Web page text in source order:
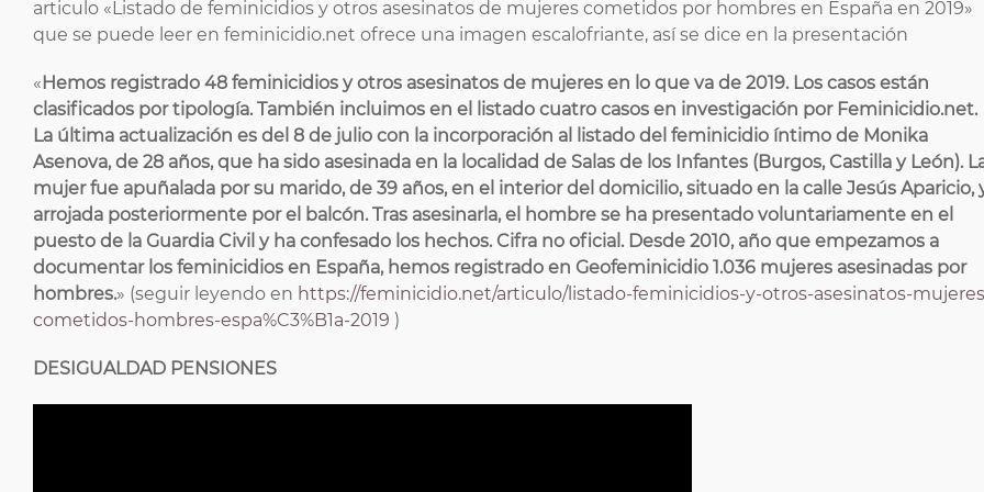
articulo «Listado de feminicidios y otros asesinatos de mujeres cometidos por hombres en España en 2019»
que se puede leer en feminicidio.net ofrece una imagen escalofriante, así se dice en la presentación
« Hemos registrado 48 feminicidios y otros asesinatos de mujeres en lo que va de 2019. Los casos están
clasificados por tipología. También incluimos en el listado cuatro casos en investigación por Feminicidio.net.
La última actualización es del 8 de julio con la incorporación al listado del feminicidio íntimo de Monika
Asenova, de 28 años, que ha sido asesinada en la localidad de Salas de los Infantes (Burgos, Castilla y León).
mujer fue apuñalada por su marido, de 39 años, en el interior del domicilio, situado en la calle Jesús Aparicio,
arrojada posteriormente por el balcón. Tras asesinarla, el hombre se ha presentado voluntariamente en el
puesto de la Guardia Civil y ha confesado los hechos. Cifra no oficial. Desde 2010, año que empezamos a
documentar los feminicidios en España, hemos registrado en Geofeminicidio 1.036 mujeres asesinadas por
hombres.» (seguir leyendo en https://feminicidio.net/articulo/listado-feminicidios-y-otros-asesinatos-
cometidos-hombres-espa%C3%B1a-2019 )
DESIGUALDAD PENSIONES